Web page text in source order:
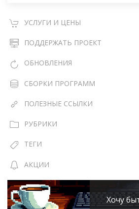
УСЛУГИ И ЦЕНЫ
ПОДДЕРЖАТЬ ПРОЕКТ
ОБНОВЛЕНИЯ
СБОРКИ ПРОГРАММ
ПОЛЕЗНЫЕ ССЫЛКИ
РУБРИКИ
ТЕГИ
АКЦИИ
Хочу